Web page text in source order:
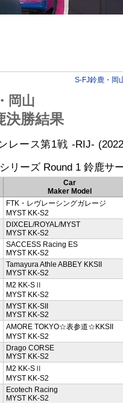
S-FJ鈴鹿・岡
岡山
決勝結果
レース第1戦 -RIJ-
リーズ Round 1 鈴鹿サ
Car
Maker Model
FTK・レヴレーシングガレージ
MYST KK-S2
DIXCEL/ROYAL/MYST
MYST KK-S2
SACCESS Racing ES
MYST KK-S2
Tamayura Athle ABBEY KKSII
MYST KK-S2
M2 KK-SⅡ
MYST KK-S2
MYST KK-SII
MYST KK-S2
AMORE TOKYO☆表参道☆KKSII
MYST KK-S2
Drago CORSE
MYST KK-S2
M2 KK-SⅡ
MYST KK-S2
Ecotech Racing
MYST KK-S2